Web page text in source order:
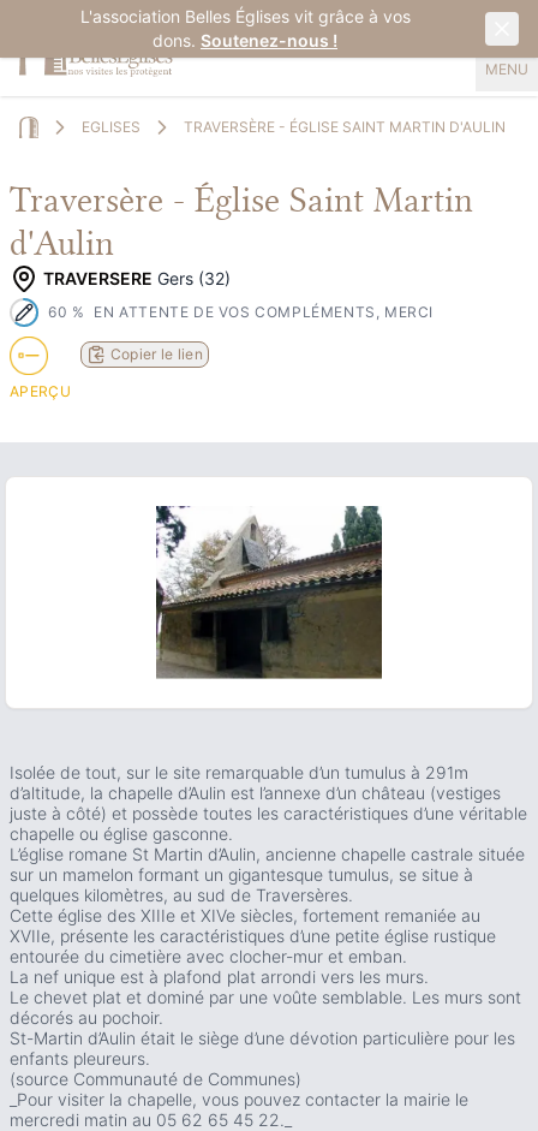
L'association Belles Églises vit grâce à vos
dons. Soutenez-nous !
MENU
EGLISES TRAVERSÈRE - ÉGLISE SAINT MARTIN D'AULIN
Traversère - Église Saint Martin
d'Aulin
TRAVERSERE Gers (32)
60 % EN ATTENTE DE VOS COMPLÉMENTS, MERCI
APERÇU
Copier le lien
Isolée de tout, sur le site remarquable d’un tumulus à 291m
d’altitude, la chapelle d’Aulin est l’annexe d’un château (vestiges
juste à côté) et possède toutes les caractéristiques d’une véritable
chapelle ou église gasconne.
L’église romane St Martin d’Aulin, ancienne chapelle castrale située
sur un mamelon formant un gigantesque tumulus, se situe à
quelques kilomètres, au sud de Traversères.
Cette église des XIIIe et XIVe siècles, fortement remaniée au
XVIIe, présente les caractéristiques d’une petite église rustique
entourée du cimetière avec clocher-mur et emban.
La nef unique est à plafond plat arrondi vers les murs.
Le chevet plat et dominé par une voûte semblable. Les murs sont
décorés au pochoir.
St-Martin d’Aulin était le siège d’une dévotion particulière pour les
enfants pleureurs.
(source Communauté de Communes)
_Pour visiter la chapelle, vous pouvez contacter la mairie le
mercredi matin au 05 62 65 45 22._